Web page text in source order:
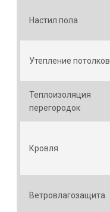
Настил пола
Утепление потолков
Теплоизоляция
перегородок
Кровля
Ветровлагозащита